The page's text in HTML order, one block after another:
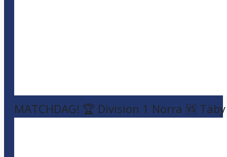
MATCHDAG! 🏆 Division 1 Norra 🆚